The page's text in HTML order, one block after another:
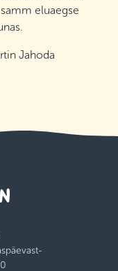
eluaegse
Jahoda